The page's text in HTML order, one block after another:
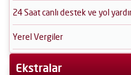
24 Saat canlı destek ve yol
Yerel Vergiler
Ekstralar